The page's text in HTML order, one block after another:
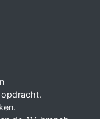
opdracht.